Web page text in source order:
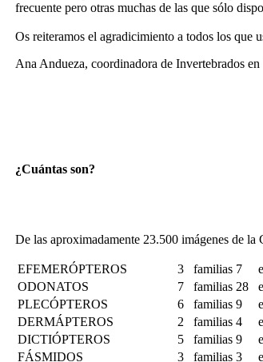
frecuente pero otras muchas de las que sólo
Os reiteramos el agradicimiento a todos los que
Ana Andueza, coordinadora de Invertebrados
¿Cuántas son?
De las aproximadamente 23.500 imágenes de
EFEMERÓPTEROS 3 familias 7
ODONATOS
7 familias 28
PLECÓPTEROS
6 familias 9
DERMÁPTEROS
2 familias 4
DICTIÓPTEROS
5 familias 9
FÁSMIDOS
3 familias 3